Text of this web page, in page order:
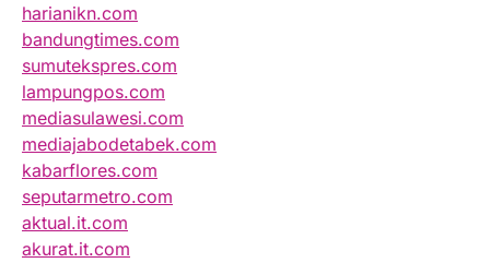
harianikn.com
bandungtimes.com
sumutekspres.com
lampungpos.com
mediasulawesi.com
mediajabodetabek.com
kabarflores.com
seputarmetro.com
aktual.it.com
akurat.it.com